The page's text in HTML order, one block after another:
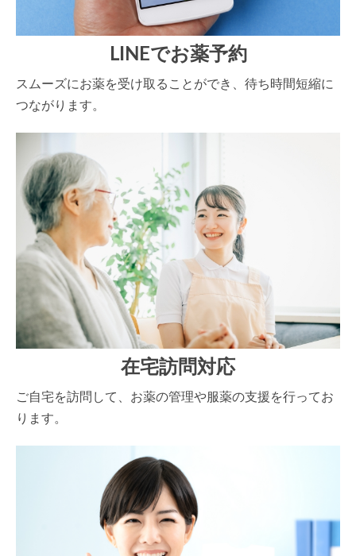
LINEでお薬予約
スムーズにお薬を受け取ることができ、待ち時間短縮に
つながります。
在宅訪問対応
ご自宅を訪問して、お薬の管理や服薬の支援を行ってお
ります。